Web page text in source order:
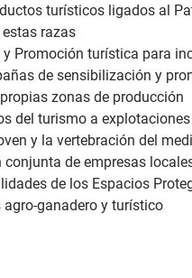
turísticos ligados al
razas
Promoción turística para
de sensibilización y
zonas de producción
del turismo a
y la vertebración del
de empresas
de los Espacios
ganadero y turístico